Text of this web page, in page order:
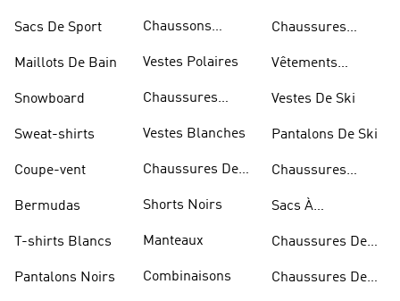
Sacs De Sport
Maillots De Bain
Snowboard
Sweat-shirts
Coupe-vent
Bermudas
T-shirts Blancs
Pantalons Noirs
Chaussons
Vestes Polaires
Chaussures
Vestes Blanches
Chaussures De
Shorts Noirs
Manteaux
Combinaisons
Chaussures
Vêtements
Vestes De Ski
Pantalons De Ski
Chaussures
Sacs À
Chaussures De
Chaussures De